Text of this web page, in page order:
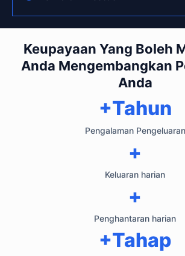
Keupayaan Yang Boleh
Anda Mengembangkan
Anda
Pengalaman Pengeluaran
+Tahun
Keluaran harian
+
Penghantaran harian
+
+Tahap